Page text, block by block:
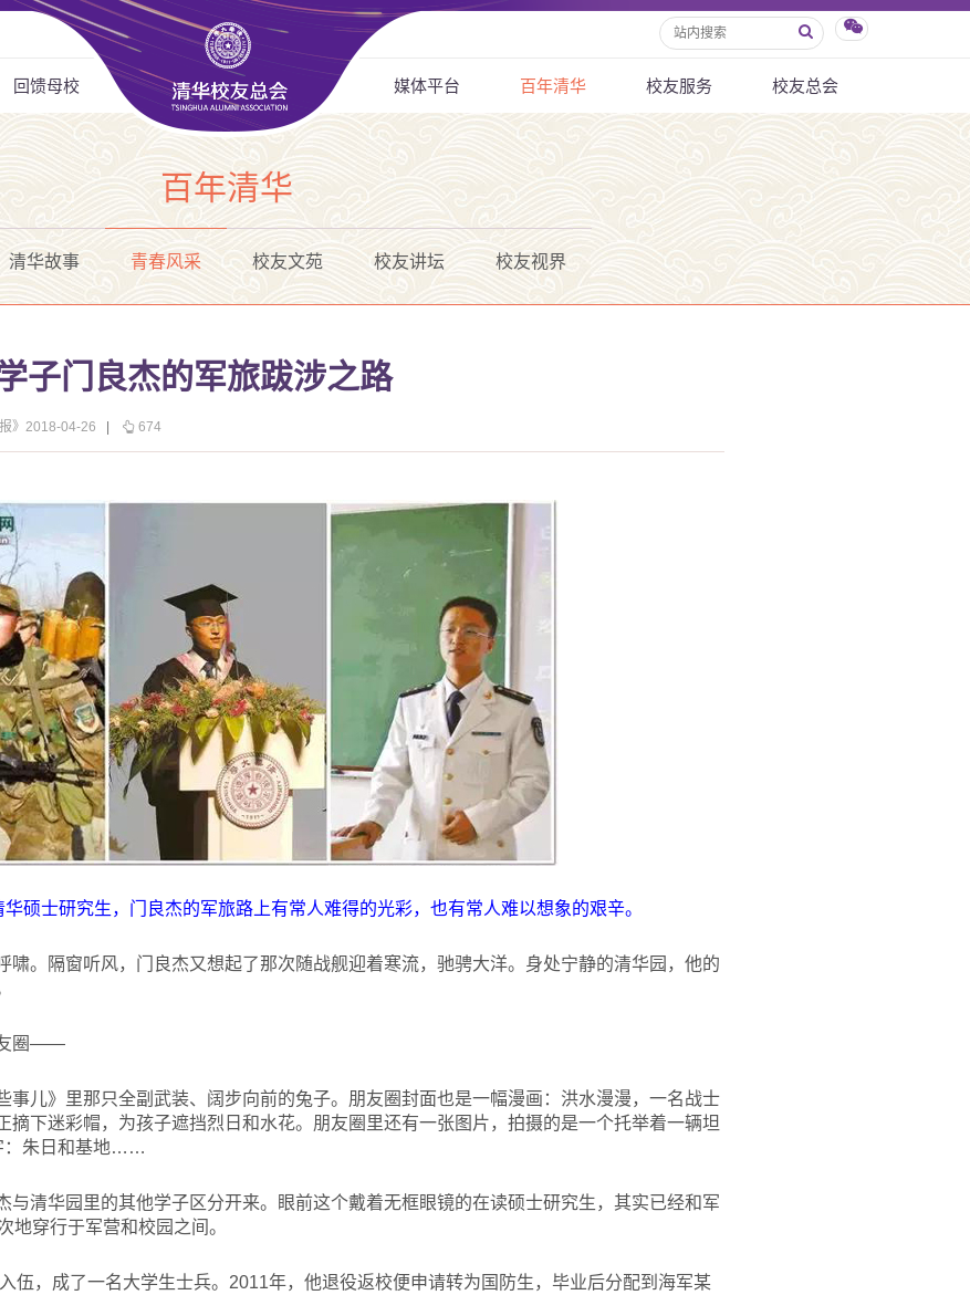
回馈母校 媒体平台 百年清华 校友服务 校友总会
百年清华
清华故事 青春风采 校友文苑 校友讲坛 校友视界
门良杰的军旅跋涉之路
》2018-04-26 674
硕士研究生，门良杰的军旅路上有常人难得的光彩，也有常人难以想象的艰辛。
啸。隔窗听风，门良杰又想起了那次随战舰迎着寒流，驰骋大洋。身处宁静的清华园，他的
友圈——
事儿》里那只全副武装、阔步向前的兔子。朋友圈封面也是一幅漫画：洪水漫漫，一名战士
摘下迷彩帽，为孩子遮挡烈日和水花。朋友圈里还有一张图片，拍摄的是一个托举着一辆坦
：朱日和基地……
与清华园里的其他学子区分开来。眼前这个戴着无框眼镜的在读硕士研究生，其实已经和军
地穿行于军营和校园之间。
伍，成了一名大学生士兵。2011年，他退役返校便申请转为国防生，毕业后分配到海军某